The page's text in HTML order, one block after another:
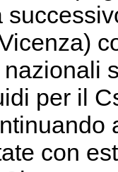
per il
con